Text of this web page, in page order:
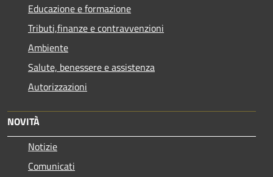
Educazione e formazione
Tributi,finanze e contravvenzioni
Ambiente
Salute, benessere e assistenza
Autorizzazioni
NOVITÀ
Notizie
Comunicati